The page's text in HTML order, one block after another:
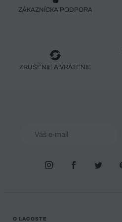
ZÁKAZNÍCKA PODPORA
ZRUŠENIE A VRÁTENIE
O LACOSTE